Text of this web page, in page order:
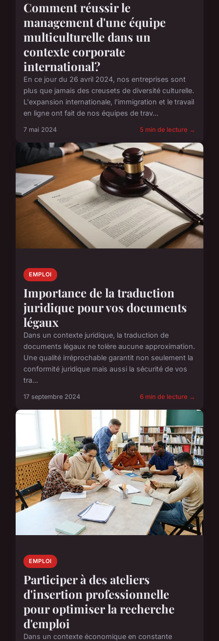
Comment réussir le
management d'une équipe
multiculturelle dans un
contexte corporate
international?
En ce jour du 26 avril 2024, nos entreprises sont
plus que jamais des creusets de diversité culturelle.
L'expansion internationale, l'immigration et le travail
en ligne ont fait de nos équipes de trav...
7 mai 2024 5 min de lecture →
EMPLOI
Importance de la traduction
juridique pour vos documents
légaux
Dans un contexte juridique, la traduction de
documents légaux ne tolère aucune approximation.
Une qualité irréprochable garantit non seulement la
conformité juridique mais aussi la sécurité de vos
tra...
17 septembre 2024 6 min de lecture →
EMPLOI
Participer à des ateliers
d'insertion professionnelle
pour optimiser la recherche
d'emploi
Dans un contexte économique en constante